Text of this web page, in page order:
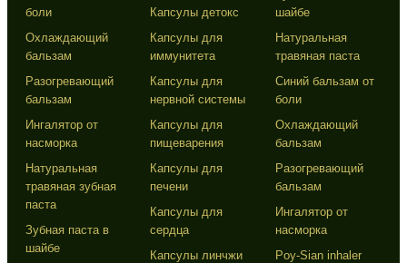
боли
Охлаждающий
бальзам
Разогревающий
бальзам
Ингалятор от
насморка
Натуральная
травяная зубная
паста
Зубная паста в
шайбе
Капсулы детокс
Капсулы для
иммунитета
Капсулы для
нервной системы
Капсулы для
пищеварения
Капсулы для
печени
Капсулы для
сердца
Капсулы линчжи
шайбе
Натуральная
травяная паста
Синий бальзам от
боли
Охлаждающий
бальзам
Разогревающий
бальзам
Ингалятор от
насморка
Poy-Sian inhaler